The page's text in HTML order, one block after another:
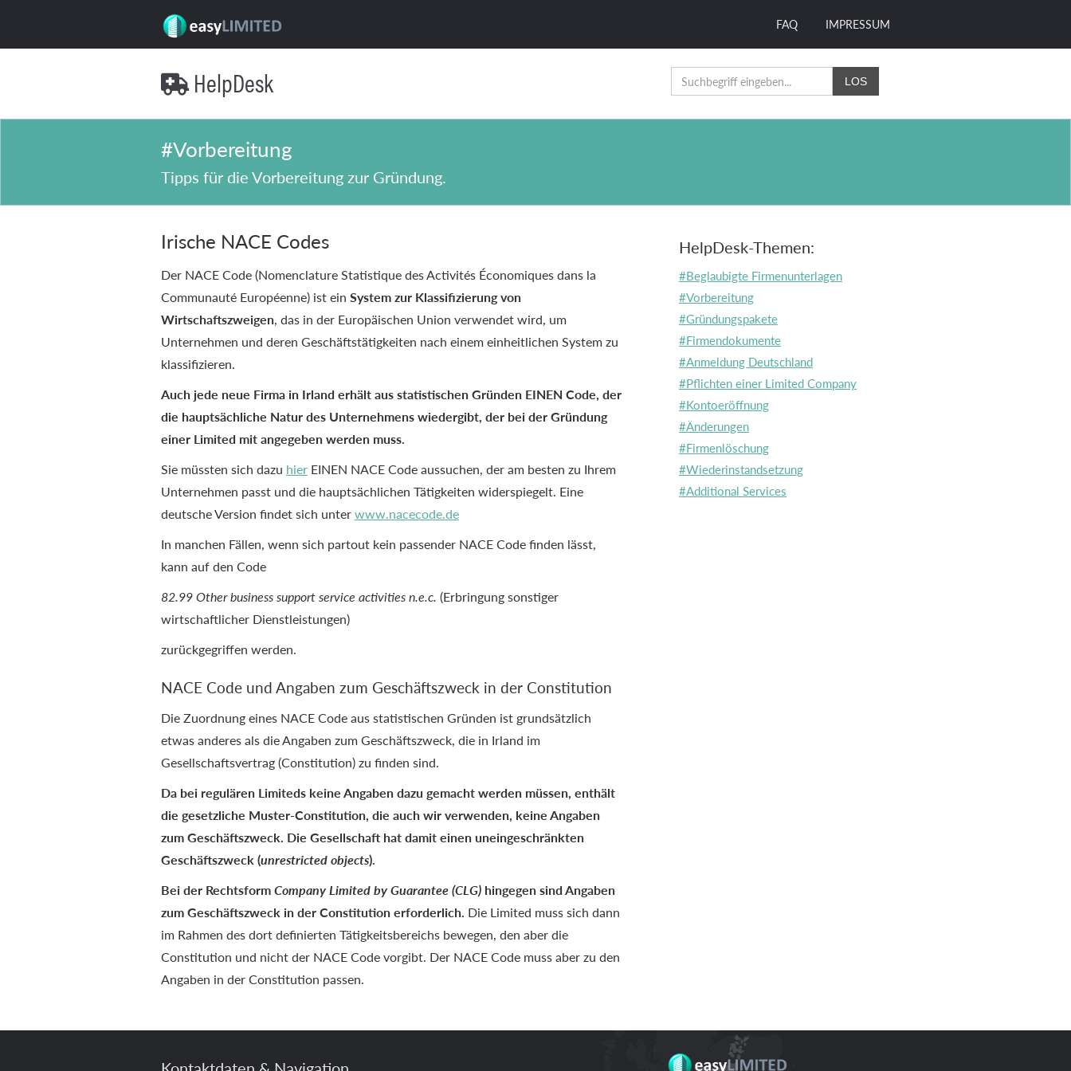
FAQ IMPRESSUM
HelpDesk
#Vorbereitung
Tipps für die Vorbereitung zur Gründung.
Irische NACE Codes
Der NACE Code (Nomenclature Statistique des Activités Économiques dans la
Communauté Européenne) ist ein System zur Klassifizierung von
Wirtschaftszweigen, das in der Europäischen Union verwendet wird, um
Unternehmen und deren Geschäftstätigkeiten nach einem einheitlichen System zu
klassifizieren.
Auch jede neue Firma in Irland erhält aus statistischen Gründen EINEN Code, der
die hauptsächliche Natur des Unternehmens wiedergibt, der bei der Gründung
einer Limited mit angegeben werden muss.
Sie müssten sich dazu hier EINEN NACE Code aussuchen, der am besten zu Ihrem
Unternehmen passt und die hauptsächlichen Tätigkeiten widerspiegelt. Eine
deutsche Version findet sich unterwww.nacecode.de
In manchen Fällen, wenn sich partout kein passender NACE Code finden lässt,
kann auf den Code
82.99 Other business support service activities n.e.c. (Erbringung sonstiger
wirtschaftlicher Dienstleistungen)
zurückgegriffen werden.
NACE Code und Angaben zum Geschäftszweck in der Constitution
Die Zuordnung eines NACE Code aus statistischen Gründen ist grundsätzlich
etwas anderes als die Angaben zum Geschäftszweck, die in Irland im
Gesellschaftsvertrag (Constitution) zu finden sind.
Da bei regulären Limiteds keine Angaben dazu gemacht werden müssen, enthält
die gesetzliche Muster-Constitution, die auch wir verwenden, keine Angaben
zum Geschäftszweck. Die Gesellschaft hat damit einen uneingeschränkten
Geschäftszweck (unrestricted objects).
Bei der RechtsformCompany Limited by Guarantee (CLG) hingegen sind Angaben
zum Geschäftszweck in der Constitution erforderlich. Die Limited muss sich dann
im Rahmen des dort definierten Tätigkeitsbereichs bewegen, den aber die
Constitution und nicht der NACE Code vorgibt. Der NACE Code muss aber zu den
Angaben in der Constitution passen.
HelpDesk-Themen:
#Beglaubigte Firmenunterlagen
#Vorbereitung
#Gründungspakete
#Firmendokumente
#Anmeldung Deutschland
#Pflichten einer Limited Company
#Kontoeröffnung
#Änderungen
#Firmenlöschung
#Wiederinstandsetzung
#Additional Services